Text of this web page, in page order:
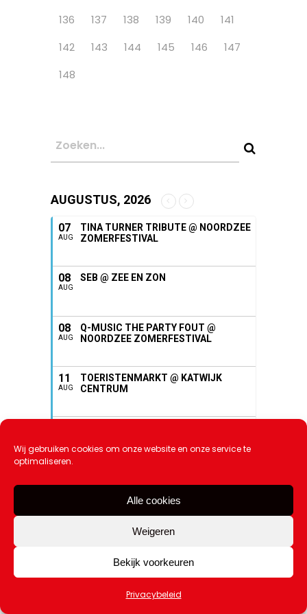
Wij gebruiken cookies om onze website en onze service te
optimaliseren.
Alle cookies
Weigeren
Bekijk voorkeuren
Privacybeleid
136
137 138 139 140
141
142
143 144 145 146
147
148
AUGUSTUS, 2026
07
AUG
TINA TURNER TRIBUTE @ NOORDZEE
ZOMERFESTIVAL
08
AUG
SEB @ ZEE EN ZON
08
AUG
Q-MUSIC THE PARTY FOUT @
NOORDZEE ZOMERFESTIVAL
11
AUG
TOERISTENMARKT @ KATWIJK
CENTRUM
EUROSMITH @ NOORDZEE
ZOMERFESTIVAL
12
PASAR MALAM AAN ZEE- PASAR
PANTAI @ NOORDZEE
ZOMERFESTIVAL